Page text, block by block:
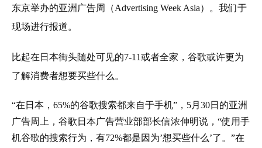
东京举办的亚洲广告周（Advertising Week Asia）。我们于
现场进行报道。
比起在日本街头随处可见的7-11或者全家，谷歌或许更为
了解消费者想要买些什么。
“在日本，65%的谷歌搜索都来自于手机”，5月30日的亚洲
广告周上，谷歌日本广告营业部部长信浓伸明说，“使用手
机谷歌的搜索行为，有72%都是因为’想买些什么’了。”在